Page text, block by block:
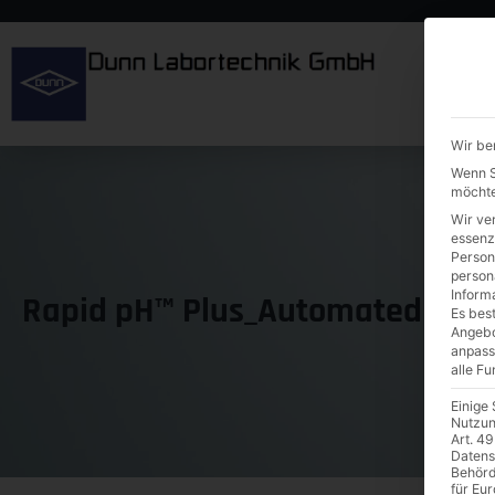
Rapid pH™ Plus_Automated pH-
Wir
Wenn
Wir
Es
alle
Einige
Art. 49
für